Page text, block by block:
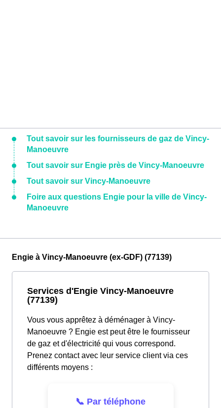
Tout savoir sur les fournisseurs de gaz de Vincy-
Manoeuvre
Tout savoir sur Engie près de Vincy-Manoeuvre
Tout savoir sur Vincy-Manoeuvre
Foire aux questions Engie pour la ville de Vincy-
Manoeuvre
Engie à Vincy-Manoeuvre (ex-GDF) (77139)
Services d'Engie Vincy-Manoeuvre
(77139)
Vous vous apprêtez à déménager à Vincy-
Manoeuvre ? Engie est peut être le fournisseur
de gaz et d'électricité qui vous correspond.
Prenez contact avec leur service client via ces
différents moyens :
📞 Par téléphone